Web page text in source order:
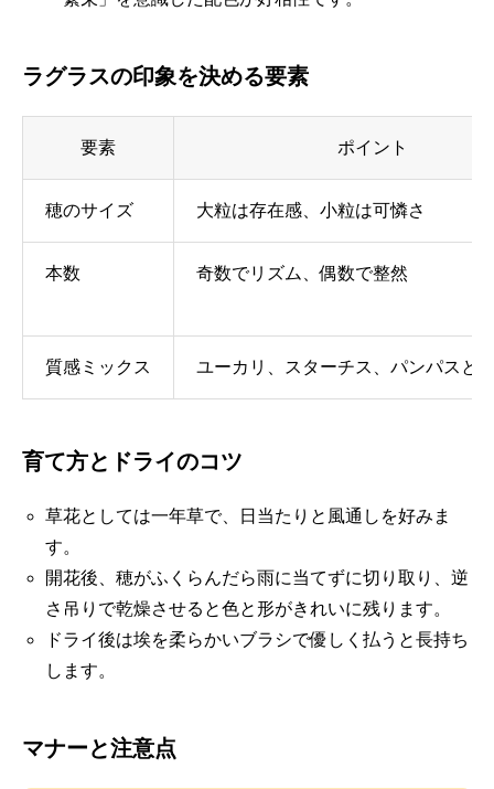
ラグラスの印象を決める要素
要素 ポイント
穂のサイズ 大粒は存在感、小粒は可憐さ
本数 奇数でリズム、偶数で整然
質感ミックス ユーカリ、スターチス、パンパスと
育て方とドライのコツ
草花としては一年草で、日当たりと風通しを好みま
す。
開花後、穂がふくらんだら雨に当てずに切り取り、逆
さ吊りで乾燥させると色と形がきれいに残ります。
ドライ後は埃を柔らかいブラシで優しく払うと長持ち
します。
マナーと注意点